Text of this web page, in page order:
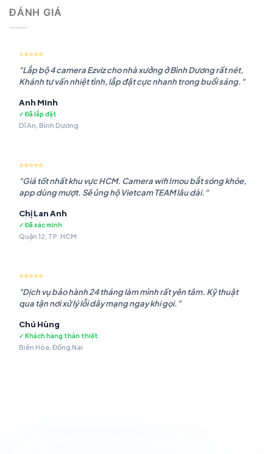
ĐÁNH GIÁ
⭐⭐⭐⭐⭐
"Lắp bộ 4 camera Ezviz cho nhà xưởng ở Bình Dương rất nét,
Khánh tư vấn nhiệt tình, lắp đặt cực nhanh trong buổi sáng."
Anh Minh
✓ Đã lắp đặt
Dĩ An, Bình Dương
⭐⭐⭐⭐⭐
"Giá tốt nhất khu vực HCM. Camera wifi Imou bắt sóng khỏe,
app dùng mượt. Sẽ ủng hộ Vietcam TEAM lâu dài."
Chị Lan Anh
✓ Đã xác minh
Quận 12, TP. HCM
⭐⭐⭐⭐⭐
"Dịch vụ bảo hành 24 tháng làm mình rất yên tâm. Kỹ thuật
qua tận nơi xử lý lỗi dây mạng ngay khi gọi."
Chú Hùng
✓ Khách hàng thân thiết
Biên Hòa, Đồng Nai